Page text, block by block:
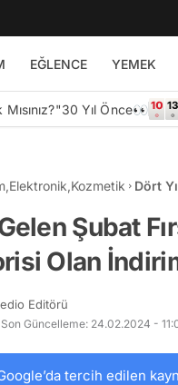
EĞLENCE YEMEK
30 Yıl Önce👀
,Elektronik,Kozmetik
Dört
Şubat
Olan
Editörü
Son Güncelleme: 24.02.2024 -
tercih edilen